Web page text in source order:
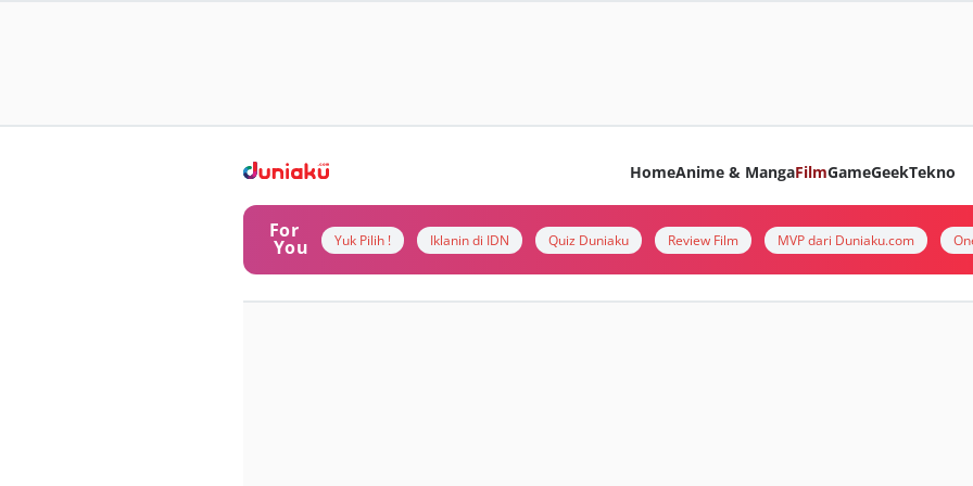
HomeAnime & MangaFilmGameGeekTekno
For
You Yuk Pilih ! Iklanin di IDN Quiz Duniaku Review Film MVP dari Duniaku.com